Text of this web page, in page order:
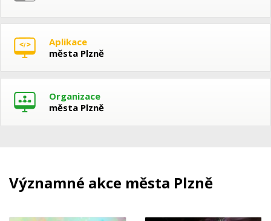
Aplikace
města Plzně
Organizace
města Plzně
Významné akce města Plzně